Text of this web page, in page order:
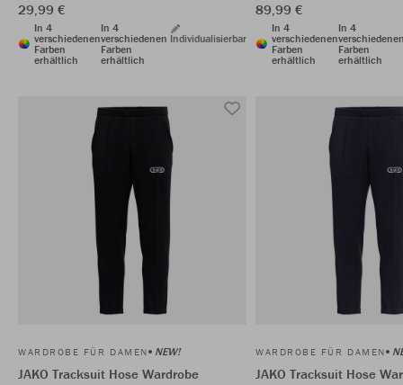
29,99 €
In 4
verschiedenen
Farben
erhältlich
In 4
verschiedenen
Farben
erhältlich
Individualisierbar
89,99 €
In 4
verschiedenen
Farben
erhältlich
In 4
Farben
erhältlich
WARDROBE FÜR DAMEN NEW!
JAKO Tracksuit Hose Wardrobe
WARDROBE FÜR DAMEN
JAKO Tracksuit Hose